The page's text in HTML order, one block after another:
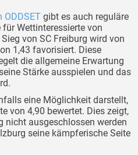
ODDSET gibt es auch reguläre
Wettinteressierte von
von SC Freiburg wird von
1,43 favorisiert. Diese
die allgemeine Erwartung
Stärke ausspielen und das
eine Möglichkeit darstellt,
von 4,90 bewertet. Dies zeigt,
nicht ausgeschlossen werden
seine kämpferische Seite